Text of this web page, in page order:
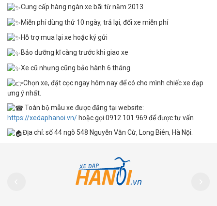
Cung cấp hàng ngàn xe bãi từ năm 2013
Miễn phí dùng thử 10 ngày, trả lại, đổi xe miễn phí
Hỗ trợ mua lại xe hoặc ký gửi
Bảo dưỡng kĩ càng trước khi giao xe
Xe cũ nhưng cũng bảo hành 6 tháng.
Chọn xe, đặt cọc ngay hôm nay để có cho mình chiếc xe đạp
ưng ý nhất.
Toàn bộ mẫu xe được đăng tại website:
https://xedaphanoi.vn/ hoặc gọi 0912.101.969 để được tư vấn
Địa chỉ: số 44 ngõ 548 Nguyễn Văn Cừ, Long Biên, Hà Nội.